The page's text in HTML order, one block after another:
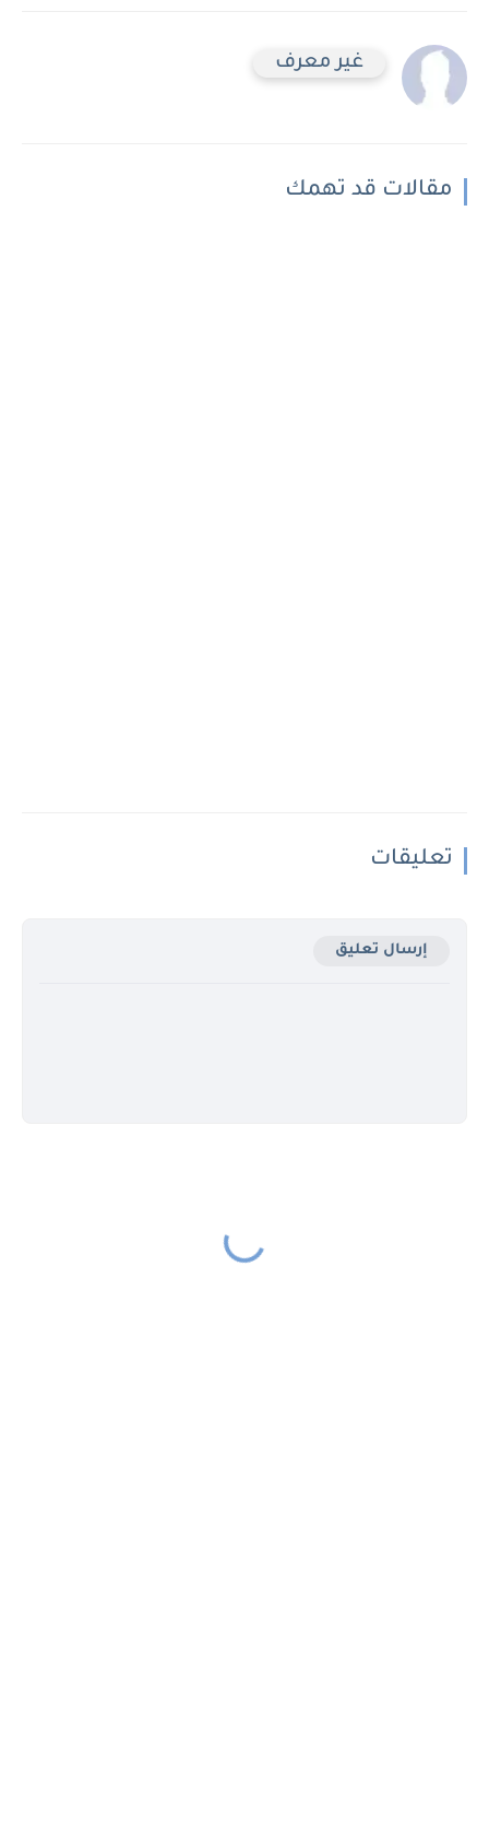
غير معرف
مقالات قد تهمك
تعليقات
إرسال تعليق